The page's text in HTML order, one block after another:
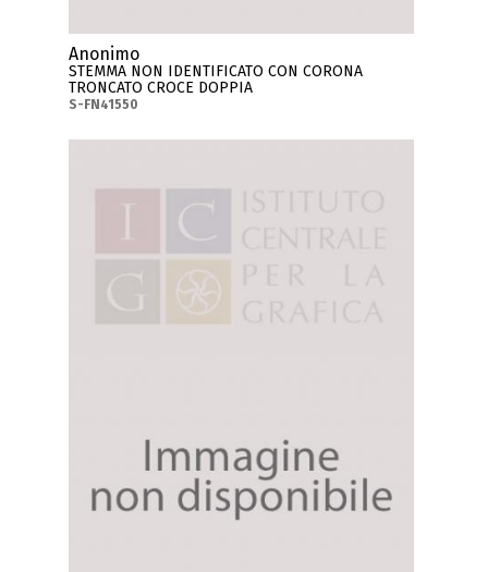
Anonimo
STEMMA NON IDENTIFICATO CON CORONA
TRONCATO CROCE DOPPIA
S-FN41550